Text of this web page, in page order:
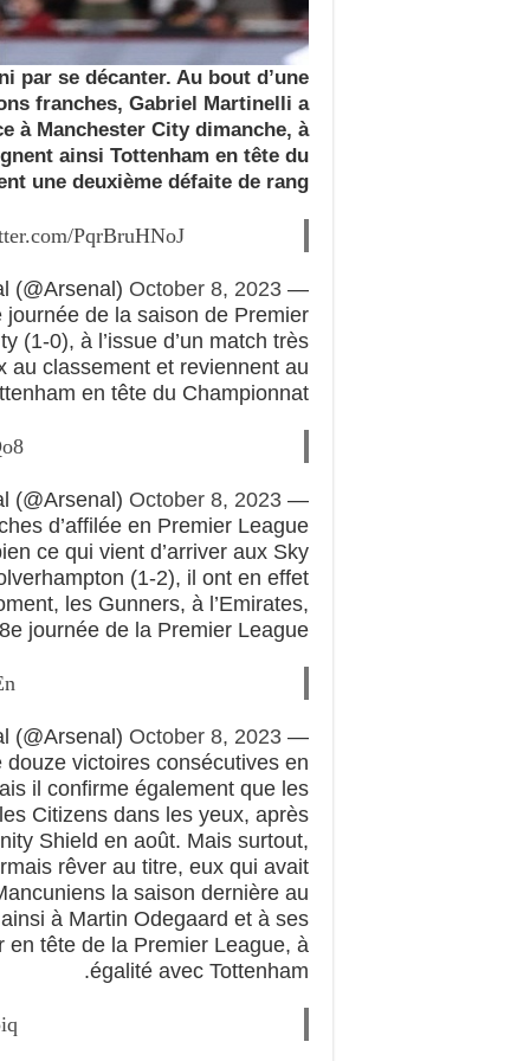
par se décanter. Au bout d’une
franches, Gabriel Martinelli a
à Manchester City dimanche, à
ainsi Tottenham en tête du
une deuxième défaite de rang.
PqrBruHNoJ
— Arsenal (@Arsenal)
October 8, 2023
de la saison de Premier
(1-0), à l’issue d’un match très
au classement et reviennent au
en tête du Championnat.
— Arsenal (@Arsenal)
October 8, 2023
d’affilée en Premier League
ce qui vient d’arriver aux Sky
(1-2), il ont en effet
les Gunners, à l’Emirates,
journée de la Premier League.
— Arsenal (@Arsenal)
October 8, 2023
victoires consécutives en
il confirme également que les
Citizens dans les yeux, après
Shield en août. Mais surtout,
rêver au titre, eux qui avait
la saison dernière au
à Martin Odegaard et à ses
en tête de la Premier League, à
égalité avec Tottenham.